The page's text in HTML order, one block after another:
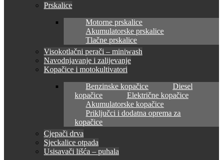
Prskalice
Motorne prskalice
Akumulatorske prskalice
Tlačne prskalice
Visokotlačni perači – miniwash
Navodnjavanje i zalijevanje
Kopačice i motokultivatori
Benzinske kopačice
Diesel
kopačice
Električne kopačice
Akumulatorske kopačice
Priključci i dodatna oprema za
kopačice
Cjepači drva
Sjeckalice otpada
Usisavači lišća – puhala